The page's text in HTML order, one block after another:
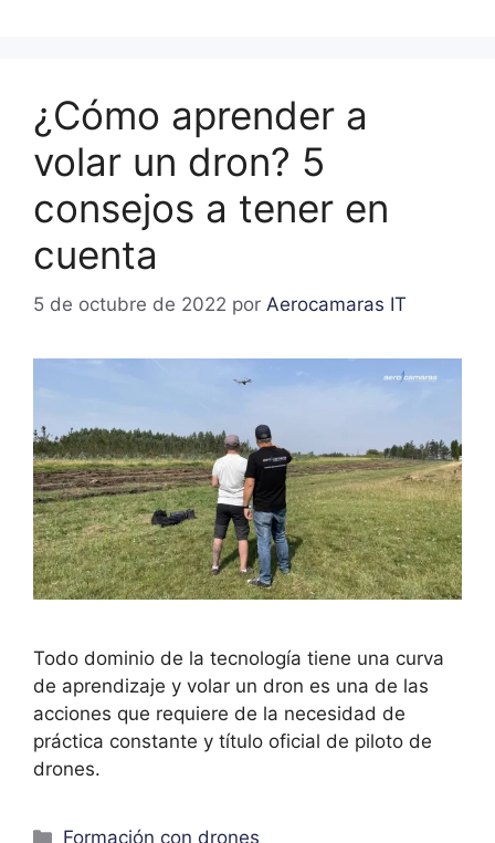
¿Cómo aprender a
volar un dron? 5
consejos a tener en
cuenta
5 de octubre de 2022 por Aerocamaras IT
Todo dominio de la tecnología tiene una curva
de aprendizaje y volar un dron es una de las
acciones que requiere de la necesidad de
práctica constante y título oficial de piloto de
drones.
Formación con drones